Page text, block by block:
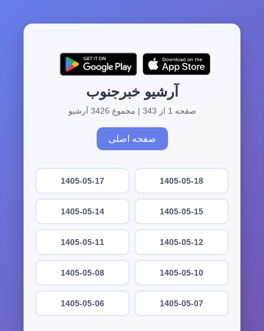
آرشیو خبرجنوب
صفحه 1 از 343 | مجموع 3426 آرشیو
صفحه اصلی
1405-05-18
1405-05-17
1405-05-15
1405-05-14
1405-05-12
1405-05-11
1405-05-10
1405-05-08
1405-05-07
1405-05-06